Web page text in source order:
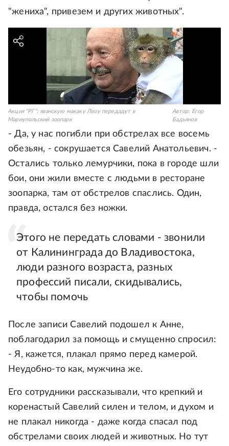
"жениха", привезем и других животных".
Акция "РГ": яванскую макаку Лизу передадут в
Мариупольский зоопарк
Автор: Егор
Бадьянов
- Да, у нас погибли при обстрелах все восемь
обезьян, - сокрушается Савелий Анатольевич. -
Остались только лемурчики, пока в городе шли
бои, они жили вместе с людьми в ресторане
зоопарка, там от обстрелов спаслись. Один,
правда, остался без ножки.
Этого не передать словами - звонили
от Калининграда до Владивостока,
люди разного возраста, разных
профессий писали, скидывались,
чтобы помочь
После записи Савелий подошел к Анне,
поблагодарил за помощь и смущенно спросил:
- Я, кажется, плакал прямо перед камерой.
Неудобно-то как, мужчина же.
Его сотрудники рассказывали, что крепкий и
коренастый Савелий силен и телом, и духом и
не плакал никогда - даже когда спасал под
обстрелами своих людей и животных. Но тут